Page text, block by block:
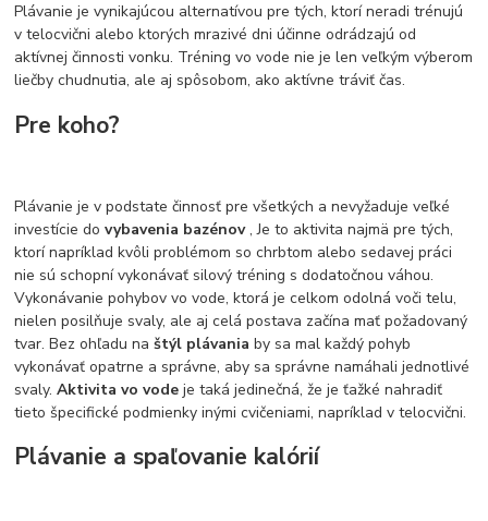
Plávanie je vynikajúcou alternatívou pre tých, ktorí neradi trénujú
v telocvični alebo ktorých mrazivé dni účinne odrádzajú od
aktívnej činnosti vonku. Tréning vo vode nie je len veľkým výberom
liečby chudnutia, ale aj spôsobom, ako aktívne tráviť čas.
Pre koho?
Plávanie je v podstate činnosť pre všetkých a nevyžaduje veľké
investície dovybavenia bazénov, Je to aktivita najmä pre tých,
ktorí napríklad kvôli problémom so chrbtom alebo sedavej práci
nie sú schopní vykonávať silový tréning s dodatočnou váhou.
Vykonávanie pohybov vo vode, ktorá je celkom odolná voči telu,
nielen posilňuje svaly, ale aj celá postava začína mať požadovaný
tvar. Bez ohľadu naštýl plávaniaby sa mal každý pohyb
vykonávať opatrne a správne, aby sa správne namáhali jednotlivé
svaly.Aktivita vo vodeje taká jedinečná, že je ťažké nahradiť
tieto špecifické podmienky inými cvičeniami, napríklad v telocvični.
Plávanie a spaľovanie kalórií